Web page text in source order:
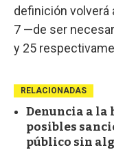
definición volverá
7 —de ser
y 25
RELACIONADAS
Denuncia a la
posibles
público sin